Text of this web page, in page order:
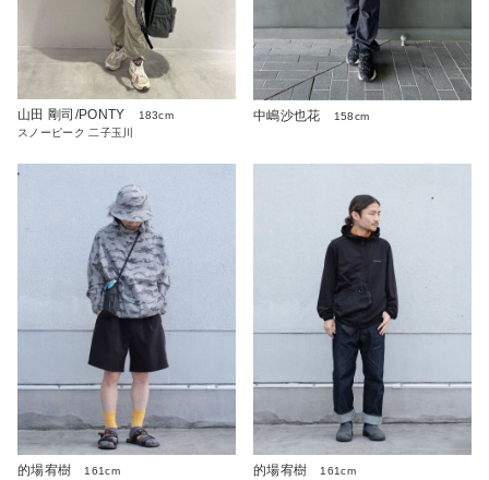
山田 剛司/PONTY
183cm
スノーピーク 二子玉川
中嶋沙也花 158cm
的場宥樹
161cm
的場宥樹
161cm